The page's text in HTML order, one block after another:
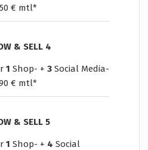
€ mtl*
& SELL 4
1 Shop- + 3 Social Media-
€ mtl*
& SELL 5
1 Shop- + 4 Social